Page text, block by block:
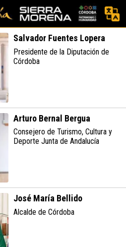
Salvador Fuentes Lopera
Presidente de la Diputación de
Córdoba
Arturo Bernal Bergua
Consejero de Turismo, Cultura y
Deporte Junta de Andalucía
José María Bellido
Alcalde de Córdoba